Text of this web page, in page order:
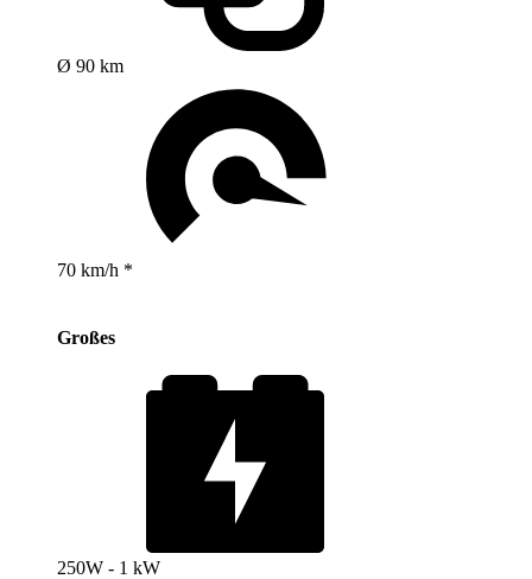
Ø 90 km
70 km/h *
Großes
250W - 1 kW